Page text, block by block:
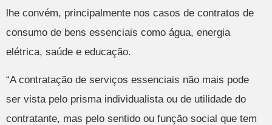
lhe convém, principalmente nos casos de contratos de
consumo de bens essenciais como água, energia
elétrica, saúde e educação.
“A contratação de serviços essenciais não mais pode
ser vista pelo prisma individualista ou de utilidade do
contratante, mas pelo sentido ou função social que tem